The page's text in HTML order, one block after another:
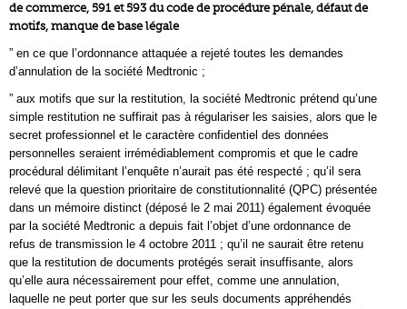
de commerce, 591 et 593 du code de procédure pénale, défaut de
motifs, manque de base légale
” en ce que l’ordonnance attaquée a rejeté toutes les demandes
d’annulation de la société Medtronic ;
” aux motifs que sur la restitution, la société Medtronic prétend qu’une
simple restitution ne suffirait pas à régulariser les saisies, alors que le
secret professionnel et le caractère confidentiel des données
personnelles seraient irrémédiablement compromis et que le cadre
procédural délimitant l’enquête n’aurait pas été respecté ; qu’il sera
relevé que la question prioritaire de constitutionnalité (QPC) présentée
dans un mémoire distinct (déposé le 2 mai 2011) également évoquée
par la société Medtronic a depuis fait l’objet d’une ordonnance de
refus de transmission le 4 octobre 2011 ; qu’il ne saurait être retenu
que la restitution de documents protégés serait insuffisante, alors
qu’elle aura nécessairement pour effet, comme une annulation,
laquelle ne peut porter que sur les seuls documents appréhendés